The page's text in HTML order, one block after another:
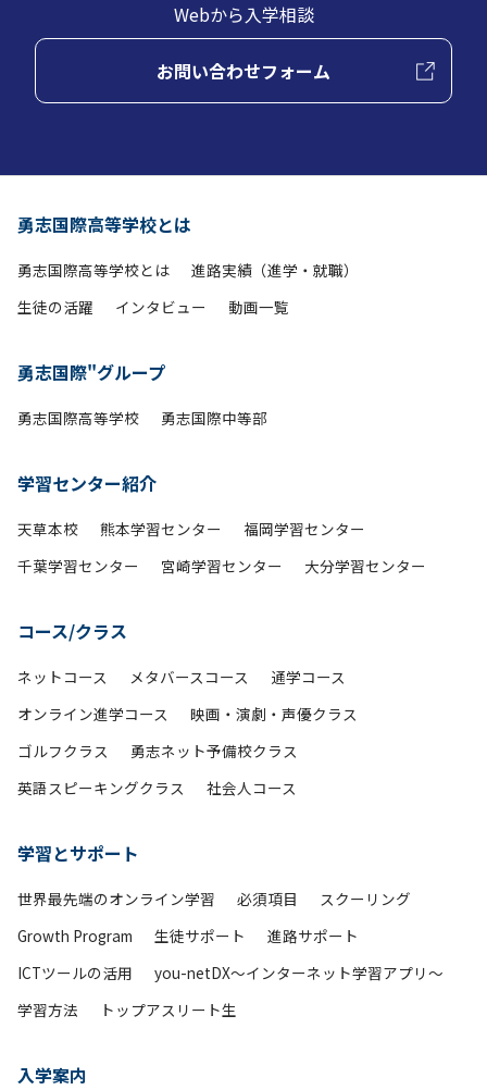
Webから入学相談
お問い合わせフォーム
勇志国際高等学校とは
勇志国際高等学校とは
進路実績（進学・就職）
生徒の活躍
インタビュー 動画一覧
勇志国際"グループ
勇志国際高等学校 勇志国際中等部
学習センター紹介
天草本校 熊本学習センター
福岡学習センター
千葉学習センター
宮崎学習センター 大分学習センター
コース/クラス
ネットコース メタバースコース
通学コース
オンライン進学コース
映画・演劇・声優クラス
ゴルフクラス
勇志ネット予備校クラス
英語スピーキングクラス
社会人コース
学習とサポート
世界最先端のオンライン学習 必須項目
スクーリング
Growth Program
生徒サポート
進路サポート
ICTツールの活用
you-netDX～インターネット学習アプリ～
学習方法
トップアスリート生
入学案内